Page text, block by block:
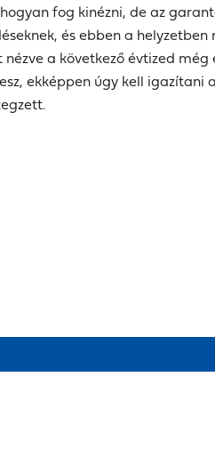
fog kinézni, de az
és ebben a
a következő évtized
ekképpen úgy kell